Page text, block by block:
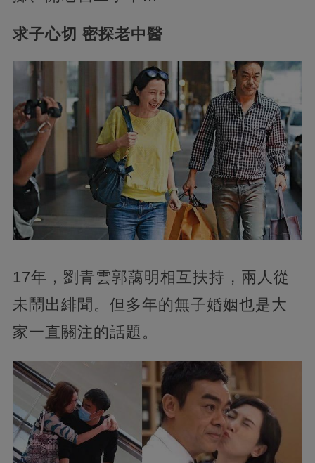
求子心切 密探老中醫
17年，劉青雲郭藹明相互扶持，兩人從
未鬧出緋聞。但多年的無子婚姻也是大
家一直關注的話題。